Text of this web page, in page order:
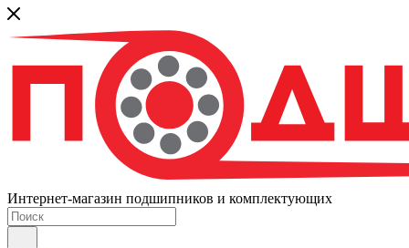
Интернет-магазин подшипников и комплектующих